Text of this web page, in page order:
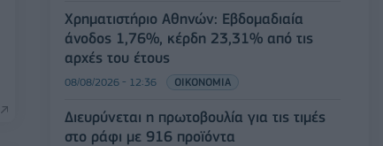
Χρηματιστήριο Αθηνών: Εβδομαδιαία
άνοδος 1,76%, κέρδη 23,31% από τις
αρχές του έτους
08/08/2026 - 12:36 ΟΙΚΟΝΟΜΙΑ
Διευρύνεται η πρωτοβουλία για τις τιμές
στο ράφι με 916 προϊόντα